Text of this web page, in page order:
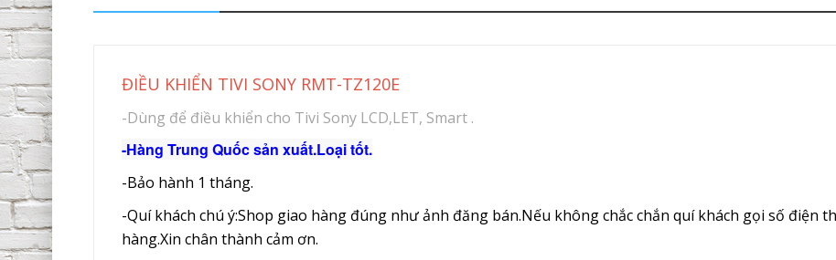
ĐIỀU KHIỂN TIVI SONY RMT-TZ120E
-Dùng để điều khiển cho Tivi Sony LCD,LET, Smart .
-Hàng Trung Quốc sản xuất.Loại tốt.
-Bảo hành 1 tháng.
-Quí khách chú ý:Shop giao hàng đúng như ảnh đăng bán.Nếu không chắc chắn quí khách gọi số điện
hàng.Xin chân thành cảm ơn.